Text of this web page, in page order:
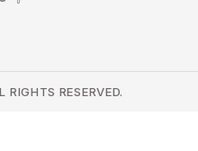
RESERVED.